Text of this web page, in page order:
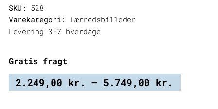
SKU:
528
Varekategori:
Lærredsbilleder
Levering 3-7 hverdage
Gratis fragt
2.249,00 kr. – 5.749,00 kr.